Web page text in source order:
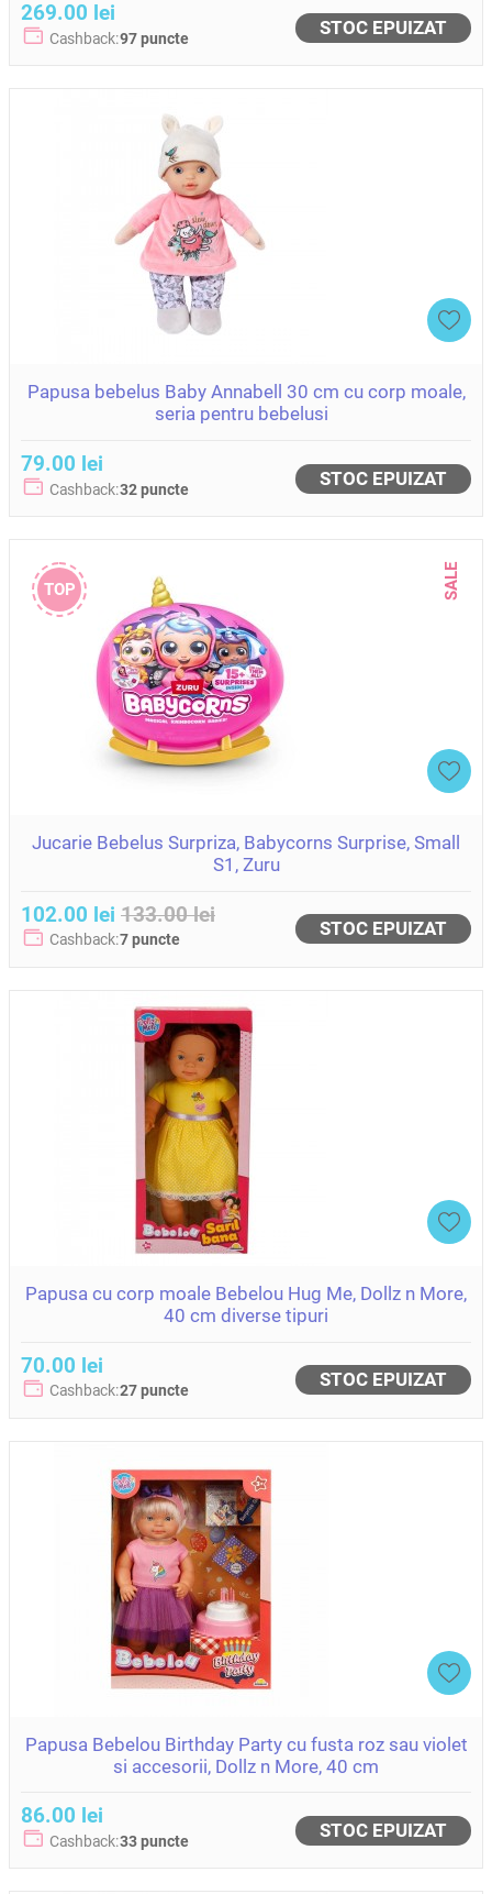
269.00 lei
Cashback:97 puncte STOC EPUIZAT
Papusa bebelus Baby Annabell 30 cm cu corp moale,
seria pentru bebelusi
79.00 lei
Cashback:32 puncte STOC EPUIZAT
TOP SALE
Jucarie Bebelus Surpriza, Babycorns Surprise, Small
S1, Zuru
102.00 lei 133.00 lei
Cashback:7 puncte STOC EPUIZAT
Papusa cu corp moale Bebelou Hug Me, Dollz n More,
40 cm diverse tipuri
70.00 lei
Cashback:27 puncte STOC EPUIZAT
Papusa Bebelou Birthday Party cu fusta roz sau violet
si accesorii, Dollz n More, 40 cm
86.00 lei
Cashback:33 puncte STOC EPUIZAT